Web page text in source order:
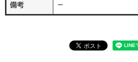
備考 －